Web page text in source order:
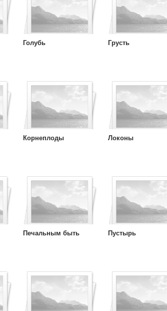
Голубь Грусть
Корнеплоды Локоны
Печальным быть Пустырь